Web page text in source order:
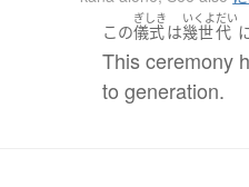
この
ぎしき
儀式は
いくよ
幾世
だい
代
This ceremony
to generation.